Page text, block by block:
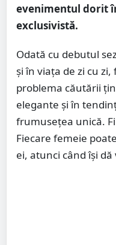
evenimentul dorit
exclusivistă.
Odată cu debutul
și în viața de zi cu
problema căutării
elegante și în
frumusețea unică.
Fiecare femeie
ei, atunci când își